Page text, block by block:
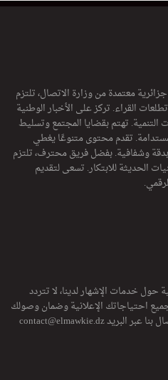
معتمدة من وزارة الاتصال، تلتزم
القراء. تركز على الأخبار الوطنية
التنمية. تهتم بقضايا المجتمع وتسليط
تقدم محتوى متنوعًا يغطي
بدقة وشفافية. بفضل فريق محترف، تلتزم
الحديثة للابتكار. تسعى لتقديم
خدمات الإشهار لدينا، لا تتردد
احتياجاتك الإعلانية وضمان وصولك
بنا عبر البريدcontact@elmawkie.dz